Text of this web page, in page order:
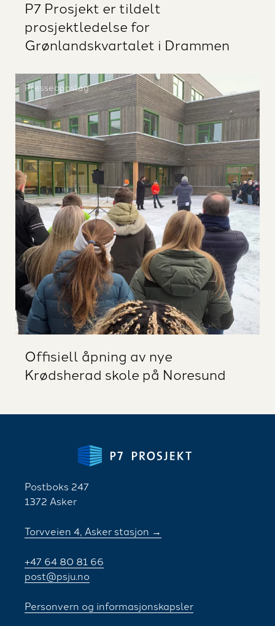
P7 Prosjekt er tildelt
prosjektledelse for
Grønlandskvartalet i Drammen
Presseoppslag
Offisiell åpning av nye
Krødsherad skole på Noresund
Postboks 247
1372 Asker
Torvveien 4, Asker stasjon →
+47 64 80 81 66
post@psju.no
Personvern og informasjonskapsler